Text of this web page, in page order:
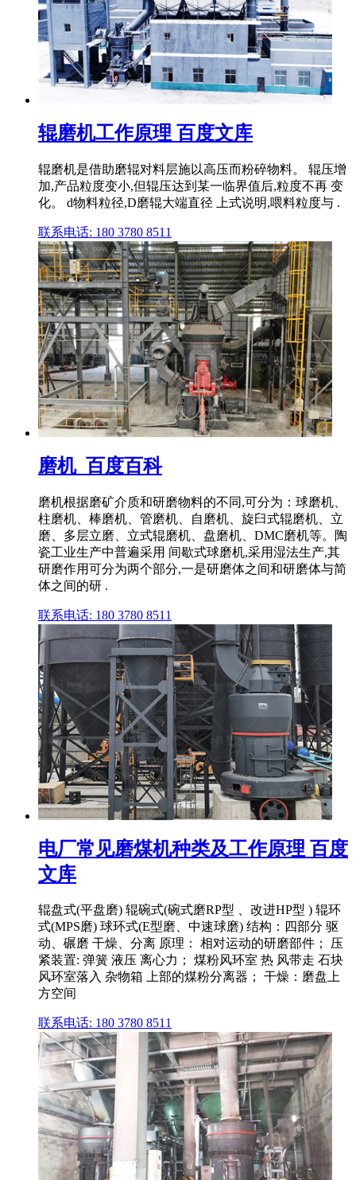
辊磨机工作原理 百度文库
辊磨机是借助磨辊对料层施以高压而粉碎物料。 辊压增
加,产品粒度变小,但辊压达到某一临界值后,粒度不再 变
化。 d物料粒径,D磨辊大端直径 上式说明,喂料粒度与 .
联系电话: 180 3780 8511
磨机_百度百科
磨机根据磨矿介质和研磨物料的不同,可分为：球磨机、
柱磨机、棒磨机、管磨机、自磨机、旋臼式辊磨机、立
磨、多层立磨、立式辊磨机、盘磨机、DMC磨机等。陶
瓷工业生产中普遍采用 间歇式球磨机,采用湿法生产,其
研磨作用可分为两个部分,一是研磨体之间和研磨体与简
体之间的研 .
联系电话: 180 3780 8511
电厂常见磨煤机种类及工作原理 百度
文库
辊盘式(平盘磨) 辊碗式(碗式磨RP型 、改进HP型 ) 辊环
式(MPS磨) 球环式(E型磨、中速球磨) 结构：四部分 驱
动、碾磨 干燥、分离 原理： 相对运动的研磨部件； 压
紧装置: 弹簧 液压 离心力； 煤粉风环室 热 风带走 石块
风环室落入 杂物箱 上部的煤粉分离器； 干燥：磨盘上
方空间
联系电话: 180 3780 8511